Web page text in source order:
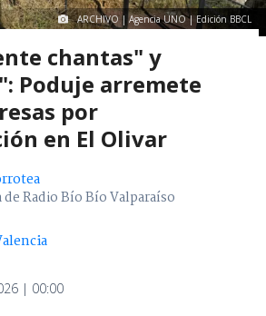
ARCHIVO | Agencia UNO | Edición BBCL
chantas" y
Poduje arremete
por
en El Olivar
Radio Bío Bío Valparaíso
| 00:00